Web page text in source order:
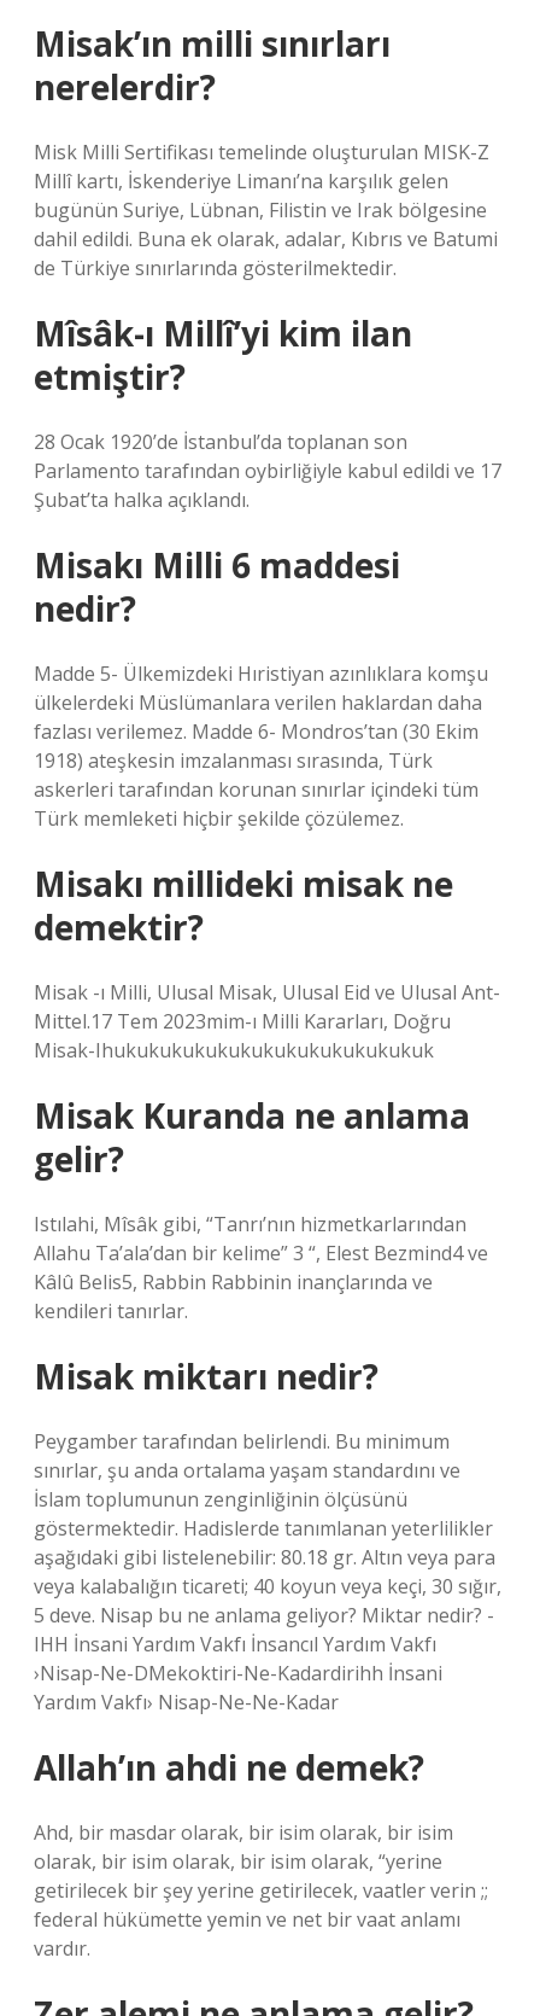
Misak’ın milli sınırları
nerelerdir?
Misk Milli Sertifikası temelinde oluşturulan MISK-Z
Millî kartı, İskenderiye Limanı’na karşılık gelen
bugünün Suriye, Lübnan, Filistin ve Irak bölgesine
dahil edildi. Buna ek olarak, adalar, Kıbrıs ve Batumi
de Türkiye sınırlarında gösterilmektedir.
Mîsâk-ı Millî’yi kim ilan
etmiştir?
28 Ocak 1920’de İstanbul’da toplanan son
Parlamento tarafından oybirliğiyle kabul edildi ve 17
Şubat’ta halka açıklandı.
Misakı Milli 6 maddesi
nedir?
Madde 5- Ülkemizdeki Hıristiyan azınlıklara komşu
ülkelerdeki Müslümanlara verilen haklardan daha
fazlası verilemez. Madde 6- Mondros’tan (30 Ekim
1918) ateşkesin imzalanması sırasında, Türk
askerleri tarafından korunan sınırlar içindeki tüm
Türk memleketi hiçbir şekilde çözülemez.
Misakı millideki misak ne
demektir?
Misak -ı Milli, Ulusal Misak, Ulusal Eid ve Ulusal Ant-
Mittel.17 Tem 2023mim-ı Milli Kararları, Doğru
Misak-Ihukukukukukukukukukukukukukuk
Misak Kuranda ne anlama
gelir?
Istılahi, Mîsâk gibi, “Tanrı’nın hizmetkarlarından
Allahu Ta’ala’dan bir kelime” 3 “, Elest Bezmind4 ve
Kâlû Belis5, Rabbin Rabbinin inançlarında ve
kendileri tanırlar.
Misak miktarı nedir?
Peygamber tarafından belirlendi. Bu minimum
sınırlar, şu anda ortalama yaşam standardını ve
İslam toplumunun zenginliğinin ölçüsünü
göstermektedir. Hadislerde tanımlanan yeterlilikler
aşağıdaki gibi listelenebilir: 80.18 gr. Altın veya para
veya kalabalığın ticareti; 40 koyun veya keçi, 30 sığır,
5 deve. Nisap bu ne anlama geliyor? Miktar nedir? -
IHH İnsani Yardım Vakfı İnsancıl Yardım Vakfı
›Nisap-Ne-DMekoktiri-Ne-Kadardirihh İnsani
Yardım Vakfı› Nisap-Ne-Ne-Kadar
Allah’ın ahdi ne demek?
Ahd, bir masdar olarak, bir isim olarak, bir isim
olarak, bir isim olarak, bir isim olarak, “yerine
getirilecek bir şey yerine getirilecek, vaatler verin ;;
federal hükümette yemin ve net bir vaat anlamı
vardır.